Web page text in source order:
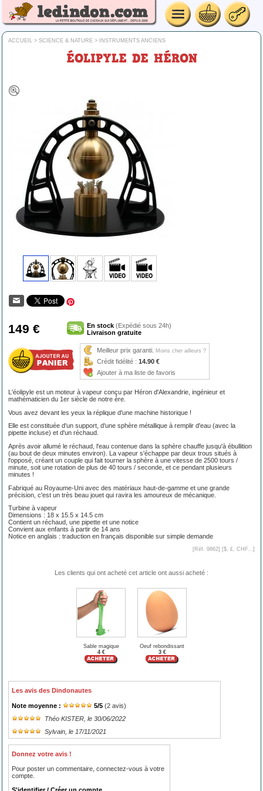
ACCUEIL > SCIENCE & NATURE > INSTRUMENTS ANCIENS
ÉOLIPYLE DE HÉRON
149 € En stock (Expédié sous 24h)
Livraison gratuite
Meilleur prix garanti. Moins cher ailleurs ?
Crédit fidélité : 14.90 €
Ajouter à ma liste de favoris
L'éolipyle est un moteur à vapeur conçu par Héron d'Alexandrie, ingénieur et
mathématicien du 1er siècle de notre ère.
Vous avez devant les yeux la réplique d'une machine historique !
Elle est constituée d'un support, d'une sphère métallique à remplir d'eau (avec la
pipette incluse) et d'un réchaud.
Après avoir allumé le réchaud, l'eau contenue dans la sphère chauffe jusqu'à ébullition
(au bout de deux minutes environ). La vapeur s'échappe par deux trous situés à
l'opposé, créant un couple qui fait tourner la sphère à une vitesse de 2500 tours /
minute, soit une rotation de plus de 40 tours / seconde, et ce pendant plusieurs
minutes !
Fabriqué au Royaume-Uni avec des matériaux haut-de-gamme et une grande
précision, c'est un très beau jouet qui ravira les amoureux de mécanique.
Turbine à vapeur
Dimensions : 18 x 15.5 x 14.5 cm
Contient un réchaud, une pipette et une notice
Convient aux enfants à partir de 14 ans
Notice en anglais : traduction en français disponible sur simple demande
[Réf. 9862] [$, £, CHF... ]
Les clients qui ont acheté cet article ont aussi acheté :
Sable magique
4 €
Oeuf rebondissant
3 €
Les avis des Dindonautes
Note moyenne : 5/5 (2 avis)
Théo KISTER , le 30/06/2022
Sylvain , le 17/11/2021
Donnez votre avis !
Pour poster un commentaire, connectez-vous à votre
compte.